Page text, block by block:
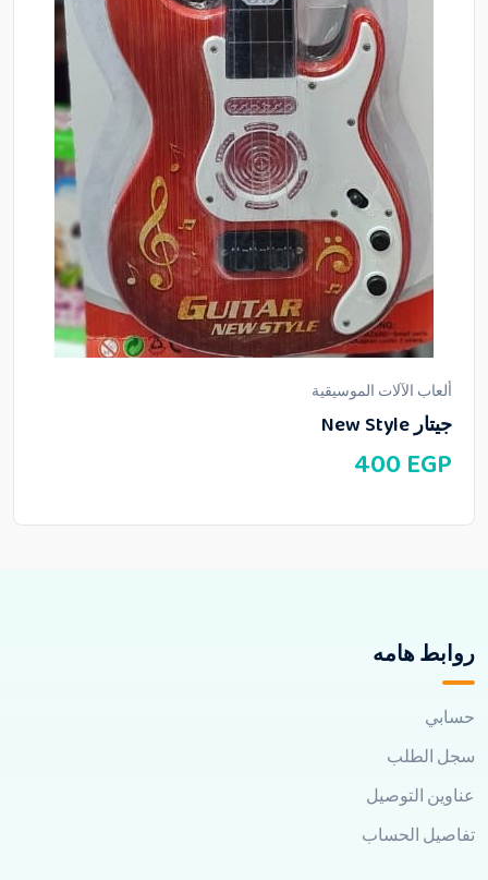
ألعاب الآلات الموسيقية
جيتار New Style
400 EGP
روابط هامه
حسابي
سجل الطلب
عناوين التوصيل
تفاصيل الحساب